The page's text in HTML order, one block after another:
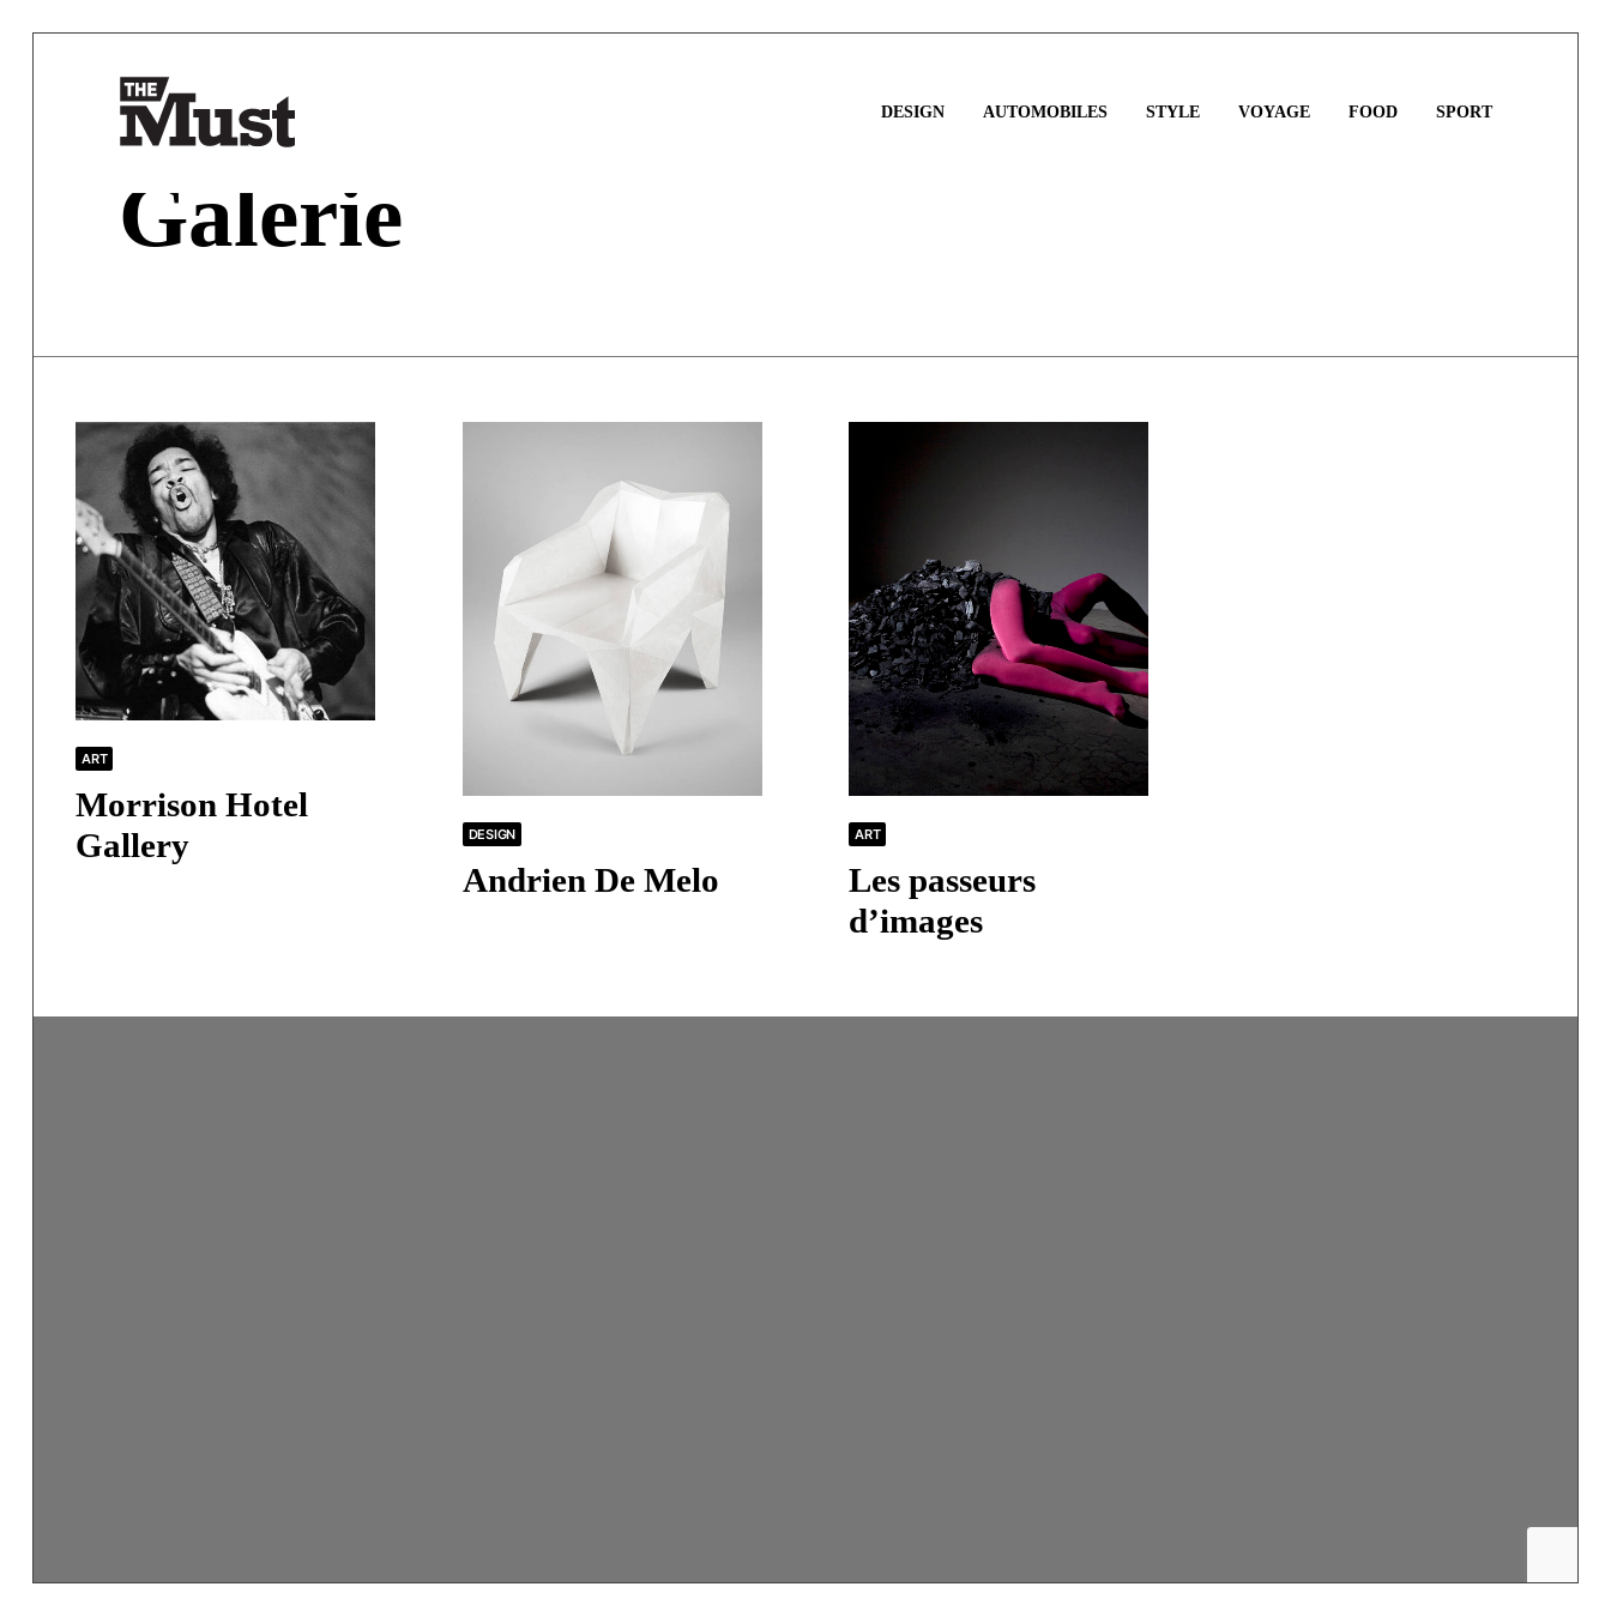
DESIGN AUTOMOBILES STYLE VOYAGE FOOD SPORT
Galerie
ART
Morrison Hotel
Gallery
DESIGN
Andrien De Melo
ART
Les passeurs
d’images